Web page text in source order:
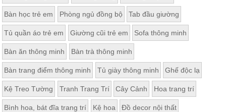
Bàn học trẻ em Phòng ngủ đồng bộ Tab đầu giường
Tủ quần áo trẻ em Giường cũi trẻ em Sofa thông minh
Bàn ăn thông minh Bàn trà thông minh
Bàn trang điểm thông minh Tủ giày thông minh Ghế độc lạ
Kệ Treo Tường Tranh Trang Trí Cây Cảnh Hoa trang trí
Bình hoa, bát đĩa trang trí Kệ hoa Đồ decor nội thất